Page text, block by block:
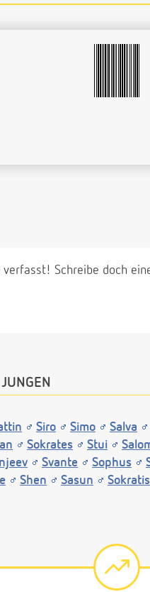
Schreibe doch
Siro Simo Salva
Sokrates Stui
Svante Sophus
Shen Sasun Sokratis